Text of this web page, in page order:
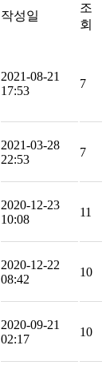
작성일
조
회
2021-08-21
17:53
7
2021-03-28
22:53
7
2020-12-23
10:08
11
2020-12-22
08:42
10
2020-09-21
02:17
10